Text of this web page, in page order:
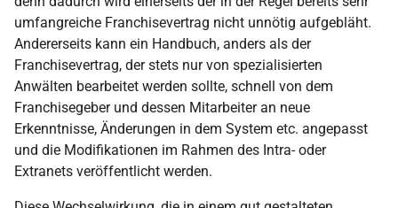
umfangreiche Franchisevertrag nicht unnötig aufgebläht.
Andererseits kann ein Handbuch, anders als der
Franchisevertrag, der stets nur von spezialisierten
Anwälten bearbeitet werden sollte, schnell von dem
Franchisegeber und dessen Mitarbeiter an neue
Erkenntnisse, Änderungen in dem System etc. angepasst
und die Modifikationen im Rahmen des Intra- oder
Extranets veröffentlicht werden.